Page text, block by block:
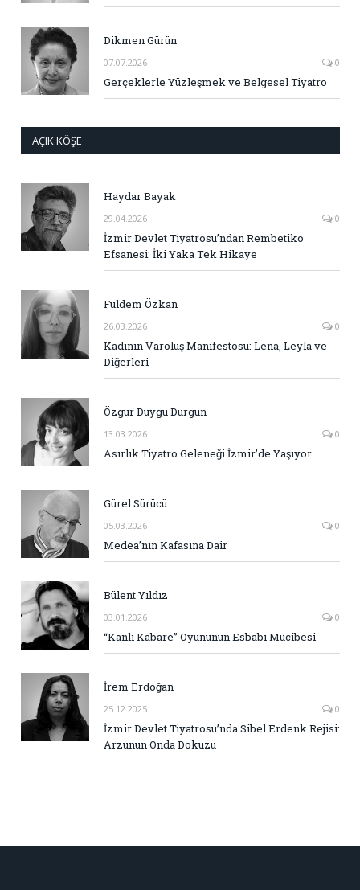
Dikmen Gürün
07.07.2026 0
Gerçeklerle Yüzleşmek ve Belgesel Tiyatro
AÇIK KÖŞE
Haydar Bayak
29.04.2026 0
İzmir Devlet Tiyatrosu’ndan Rembetiko
Efsanesi: İki Yaka Tek Hikaye
Fuldem Özkan
26.03.2026 0
Kadının Varoluş Manifestosu: Lena, Leyla ve
Diğerleri
Özgür Duygu Durgun
13.03.2026 0
Asırlık Tiyatro Geleneği İzmir’de Yaşıyor
Gürel Sürücü
05.03.2026 0
Medea’nın Kafasına Dair
Bülent Yıldız
03.01.2026 0
“Kanlı Kabare” Oyununun Esbabı Mucibesi
İrem Erdoğan
25.12.2025 0
İzmir Devlet Tiyatrosu’nda Sibel Erdenk Rejisi:
Arzunun Onda Dokuzu